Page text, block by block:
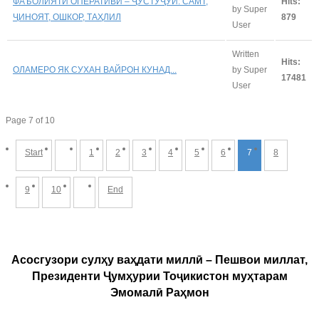
ҶИНОЯТ, ОШКОР, ТАҲЛИЛ
by Super
User
879
ОЛАМЕРО ЯК СУХАН ВАЙРОН КУНАД...
Written
by Super
User
Hits:
17481
Page 7 of 10
Start 1 2 3 4 5 6 7 8
9 10 End
Асосгузори сулҳу ваҳдати миллӣ – Пешвои миллат,
Президенти Ҷумҳурии Тоҷикистон муҳтарам
Эмомалӣ Раҳмон